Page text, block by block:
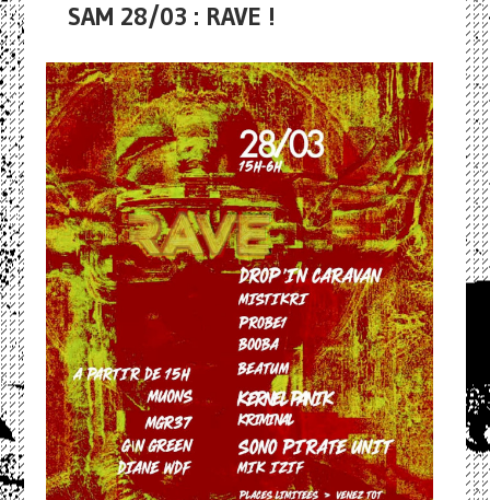
SAM 28/03 : RAVE !